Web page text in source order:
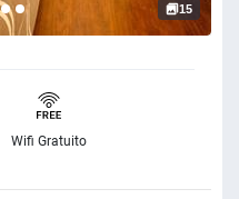
15
Wifi Gratuito